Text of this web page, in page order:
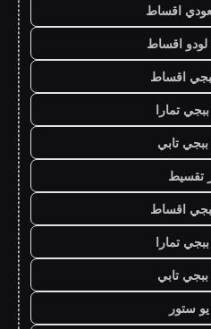
اقساط
اقساط
اقساط
تمارا
تابي
تقسيط
اقساط
تمارا
تابي
ستور